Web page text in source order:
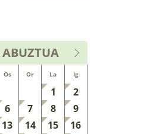
ABUZTUA
Os Or La Ig
1
2
6 7 8
9
13 14 15
16